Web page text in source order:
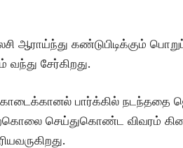
கண்டுபிடிக்கும்
வந்து சேர்கிறது.
பார்க்கில் நடந்ததை
செய்துகொண்ட விவரம்